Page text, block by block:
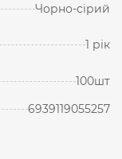
Чорно-сірий
1 рік
100шт
6939119055257